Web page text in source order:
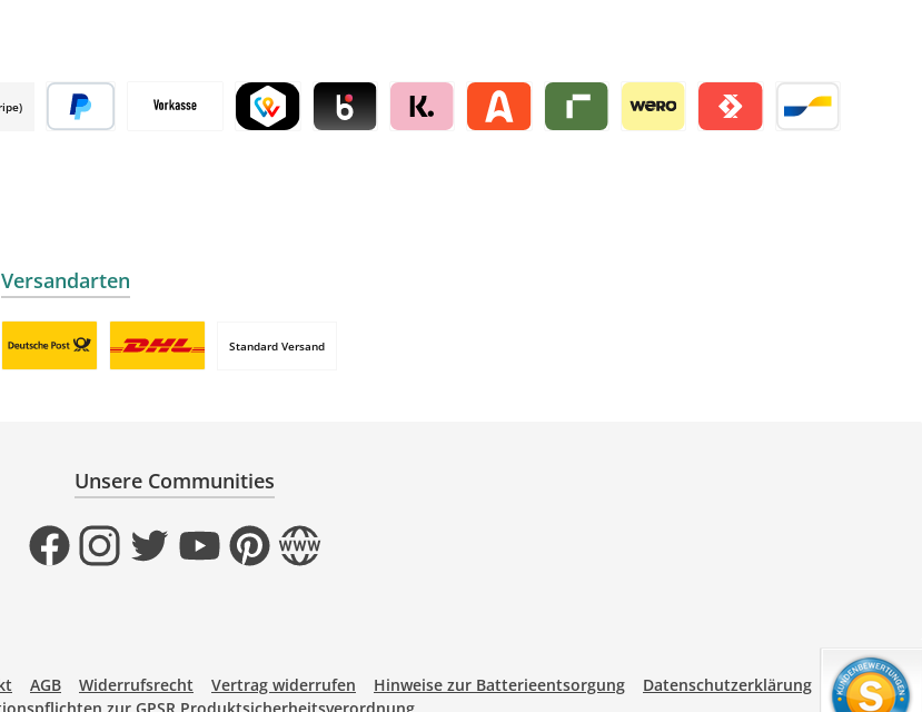
Versandarten
Standard Versand
Unsere Communities
FacebookInstagramTwitterYouTubePinterestWebsite
AGB Widerrufsrecht Vertrag widerrufen Hinweise zur Batterieentsorgung
Datenschutzerklärung